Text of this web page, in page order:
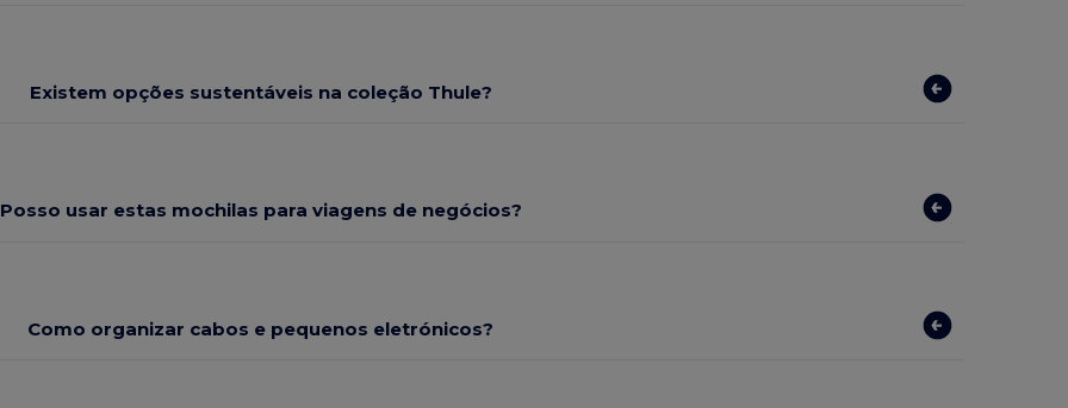
Existem opções sustentáveis na coleção Thule?
Posso usar estas mochilas para viagens de negócios?
Como organizar cabos e pequenos eletrónicos?